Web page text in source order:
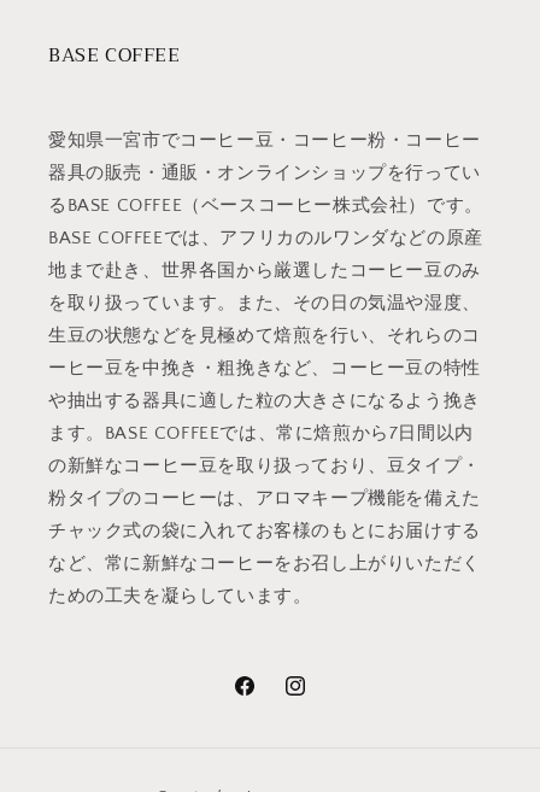
BASE COFFEE
愛知県一宮市でコーヒー豆・コーヒー粉・コーヒー
器具の販売・通販・オンラインショップを行ってい
るBASE COFFEE（ベースコーヒー株式会社）です。
BASE COFFEEでは、アフリカのルワンダなどの原産
地まで赴き、世界各国から厳選したコーヒー豆のみ
を取り扱っています。また、その日の気温や湿度、
生豆の状態などを見極めて焙煎を行い、それらのコ
ーヒー豆を中挽き・粗挽きなど、コーヒー豆の特性
や抽出する器具に適した粒の大きさになるよう挽き
ます。BASE COFFEEでは、常に焙煎から7日間以内
の新鮮なコーヒー豆を取り扱っており、豆タイプ・
粉タイプのコーヒーは、アロマキープ機能を備えた
チャック式の袋に入れてお客様のもとにお届けする
など、常に新鮮なコーヒーをお召し上がりいただく
ための工夫を凝らしています。
FacebookInstagram